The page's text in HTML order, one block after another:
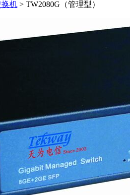
机 > TW2080G（管理型）